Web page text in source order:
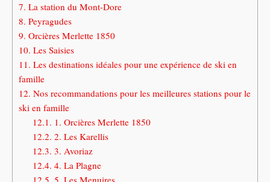
7. La station du Mont-Dore
8. Peyragudes
9. Orcières Merlette 1850
10. Les Saisies
11. Les destinations idéales pour une expérience de ski en
famille
12. Nos recommandations pour les meilleures stations pour le
ski en famille
12.1. 1. Orcières Merlette 1850
12.2. 2. Les Karellis
12.3. 3. Avoriaz
12.4. 4. La Plagne